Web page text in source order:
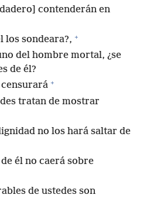
contenderán en
los sondeara?, +
del hombre mortal, ¿se
de él?
+
tratan de mostrar
no los hará saltar de
él no caerá sobre
de ustedes son